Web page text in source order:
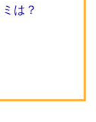
は？